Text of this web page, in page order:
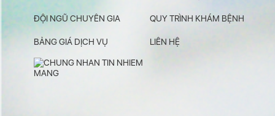
ĐỘI NGŨ CHUYÊN GIA QUY TRÌNH KHÁM BỆNH
BẢNG GIÁ DỊCH VỤ LIÊN HỆ